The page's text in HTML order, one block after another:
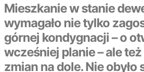
Mieszkanie w stanie
wymagało nie tylko
górnej kondygnacji – o
wcześniej planie – ale
zmian na dole. Nie obyło